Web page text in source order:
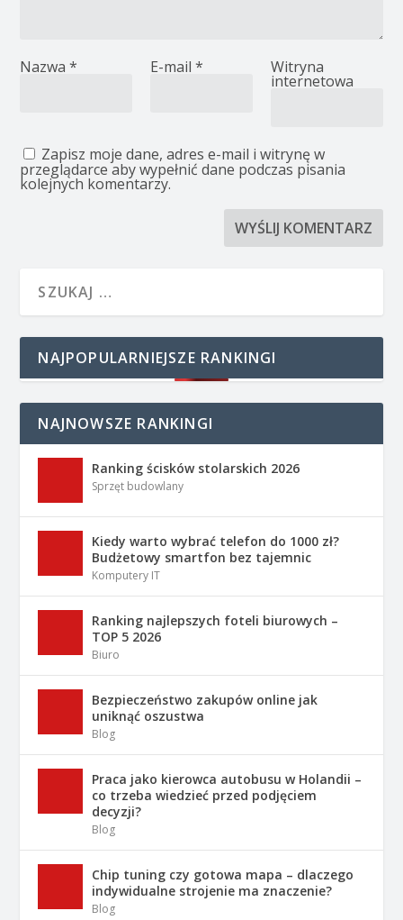
Nazwa* E-mail * Witryna
internetowa
Zapisz moje dane, adres e-mail i witrynę w
przeglądarce aby wypełnić dane podczas pisania
kolejnych komentarzy.
NAJPOPULARNIEJSZE RANKINGI
NAJNOWSZE RANKINGI
Ranking ścisków stolarskich 2026
Sprzęt budowlany
Kiedy warto wybrać telefon do 1000 zł?
Budżetowy smartfon bez tajemnic
Komputery IT
Ranking najlepszych foteli biurowych –
TOP 5 2026
Biuro
Bezpieczeństwo zakupów online jak
uniknąć oszustwa
Blog
Praca jako kierowca autobusu w Holandii –
co trzeba wiedzieć przed podjęciem
decyzji?
Blog
Chip tuning czy gotowa mapa – dlaczego
indywidualne strojenie ma znaczenie?
Blog